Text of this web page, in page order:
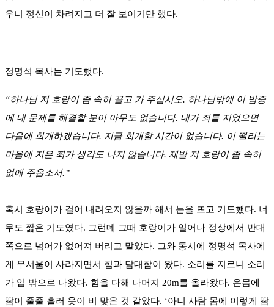
우니 정신이 차려지고 더 잘 보이기만 했다.
정명석 목사는 기도했다.
“하나님 저 호랑이 좀 속히 끌고 가 주십시오. 하나님밖에 이 밤중
에 내 문제를 해결할 분이 아무도 없습니다. 내가 죄를 지었으면
다음에 회개하겠습니다. 지금 회개할 시간이 없습니다. 이 떨리는
마음에 지은 죄가 생각도 나지 않습니다. 제발 저 호랑이 좀 속히
없애 주옵소서.”
혹시 호랑이가 걸어 내려오지 않을까 해서 눈을 뜨고 기도했다. 너
무도 짧은 기도였다. 그런데 그때 호랑이가 일어나 정상에서 반대
쪽으로 넘어가 없어져 버리고 말았다. 그와 동시에 정명석 목사에
게 무서움이 사라지면서 힘과 담대함이 왔다. 소리를 지르니 소리
가 입 밖으로 나왔다. 힘을 다해 나머지 20m를 올라왔다. 온몸에
땀이 줄줄 흘러 옷이 비 맞은 것 같았다. ‘아니 사람 몸에 이렇게 땀